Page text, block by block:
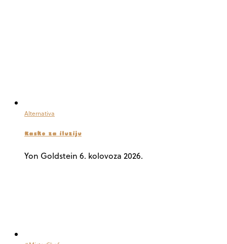
Alternativa
Kasko za iluziju
Yon Goldstein 6. kolovoza 2026.